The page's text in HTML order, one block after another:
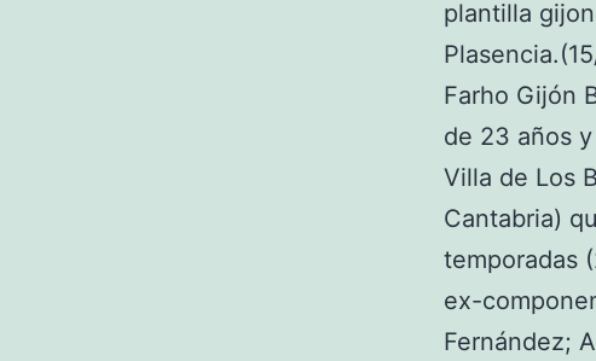
plantilla
Farho Gijón
de 23 años
Villa de Los
Cantabria)
temporadas
ex-
Fernández;